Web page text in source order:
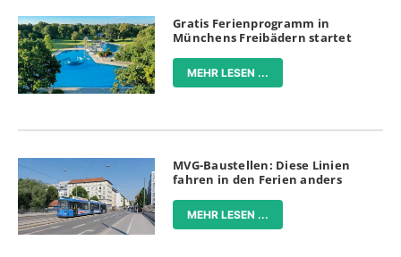
Gratis Ferienprogramm in
Münchens Freibädern startet
MEHR LESEN ...
MVG-Baustellen: Diese Linien
fahren in den Ferien anders
MEHR LESEN ...